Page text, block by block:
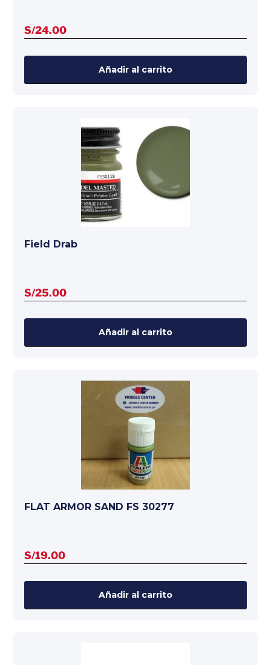
S/24.00
Añadir al carrito
Field Drab
S/25.00
Añadir al carrito
FLAT ARMOR SAND FS 30277
S/19.00
Añadir al carrito